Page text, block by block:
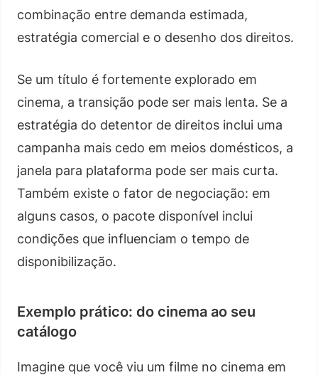
combinação entre demanda estimada,
estratégia comercial e o desenho dos direitos.
Se um título é fortemente explorado em
cinema, a transição pode ser mais lenta. Se a
estratégia do detentor de direitos inclui uma
campanha mais cedo em meios domésticos, a
janela para plataforma pode ser mais curta.
Também existe o fator de negociação: em
alguns casos, o pacote disponível inclui
condições que influenciam o tempo de
disponibilização.
Exemplo prático: do cinema ao seu
catálogo
Imagine que você viu um filme no cinema em